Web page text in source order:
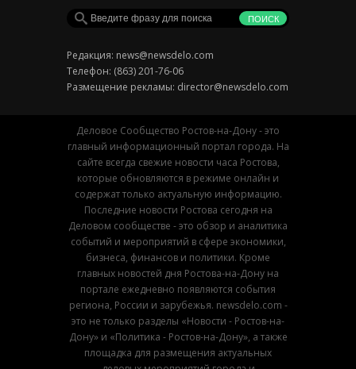
Редакция: news@newsdelo.com
Телефон: (863) 201-76-06
Размещение рекламы: director@newsdelo.com
Деловое Сообщество Ростов-на-Дону - это
главный информационный портал города. На
сайте всегда свежие новости часа Ростова,
которые обновляются в режиме онлайн и
содержат только актуальную информацию.
Последние новости Ростова сегодня на
Деловом сообществе - это обзор и аналитика
событий и мероприятий в сфере экономики,
бизнеса, финансов и политики. Кроме
главных новостей дня Ростова-на-Дону на
портале ежедневно появляются события
региона, России и зарубежья. newsdelo.com -
это не только разделы «Новости - Ростов-на-
Дону» и «Политика - Ростов-на-Дону», а также
площадка для размещения актуальных